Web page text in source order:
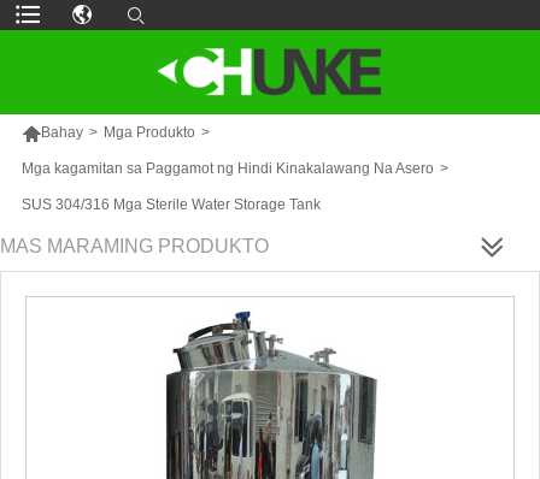
Bahay > Mga Produkto >
Mga kagamitan sa Paggamot ng Hindi Kinakalawang Na Asero >
SUS 304/316 Mga Sterile Water Storage Tank
MAS MARAMING PRODUKTO